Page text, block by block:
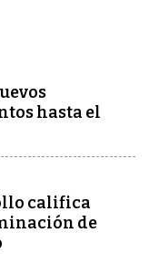
hasta el
califica
de